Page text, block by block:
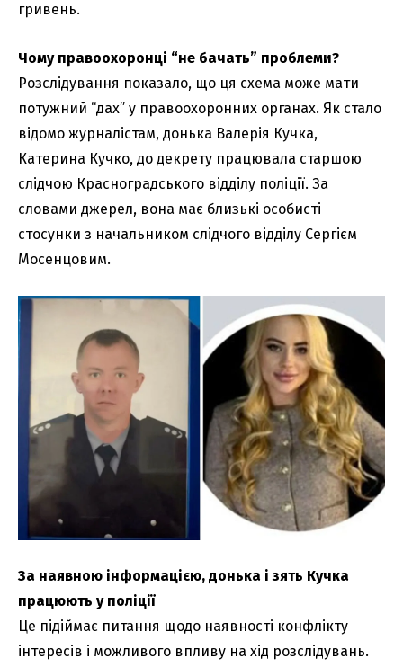
гривень.
Чому правоохоронці “не бачать” проблеми?
Розслідування показало, що ця схема може мати
потужний “дах” у правоохоронних органах. Як стало
відомо журналістам, донька Валерія Кучка,
Катерина Кучко, до декрету працювала старшою
слідчою Красноградського відділу поліції. За
словами джерел, вона має близькі особисті
стосунки з начальником слідчого відділу Сергієм
Мосенцовим.
За наявною інформацією, донька і зять Кучка
працюють у поліції
Це підіймає питання щодо наявності конфлікту
інтересів і можливого впливу на хід розслідувань.